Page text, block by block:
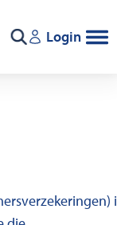
Login